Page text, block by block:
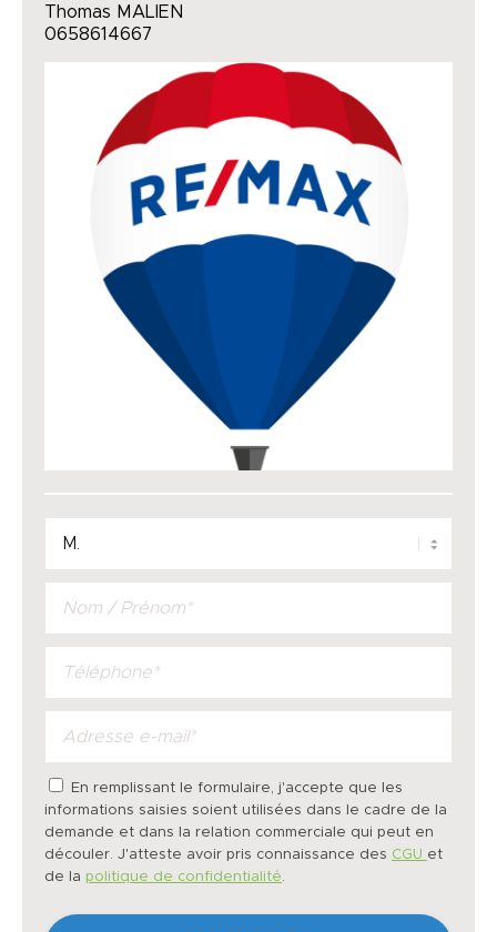
Thomas MALIEN
0658614667
En remplissant le formulaire, j'accepte que les
informations saisies soient utilisées dans le cadre de la
demande et dans la relation commerciale qui peut en
découler. J'atteste avoir pris connaissance des CGU et
de la politique de confidentialité.